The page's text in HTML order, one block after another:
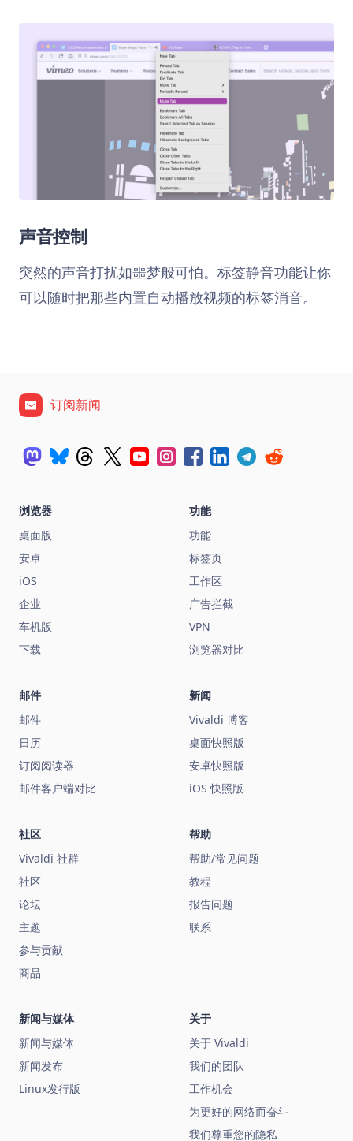
声音控制
突然的声音打扰如噩梦般可怕。标签静音功能让你
可以随时把那些内置自动播放视频的标签消音。
订阅新闻
浏览器
桌面版
安卓
iOS
企业
车机版
下载
功能
功能
标签页
工作区
广告拦截
VPN
浏览器对比
邮件
邮件
日历
订阅阅读器
邮件客户端对比
新闻
Vivaldi 博客
桌面快照版
安卓快照版
iOS 快照版
社区
Vivaldi 社群
社区
论坛
主题
参与贡献
商品
帮助
帮助/常见问题
教程
报告问题
联系
新闻与媒体
新闻与媒体
新闻发布
Linux发行版
关于
关于 Vivaldi
我们的团队
工作机会
为更好的网络而奋斗
我们尊重您的隐私